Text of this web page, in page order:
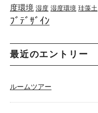
度環境 湿度 湿度環境 珪藻土
ﾌﾞﾃﾞｻﾞｲﾝ
最近のエントリー
ルームツアー